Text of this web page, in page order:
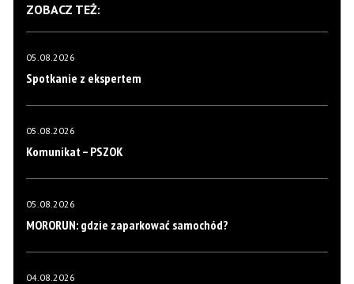
ZOBACZ TEŻ:
05.08.2026
Spotkanie z ekspertem
05.08.2026
Komunikat – PSZOK
05.08.2026
MORORUN: gdzie zaparkować samochód?
04.08.2026